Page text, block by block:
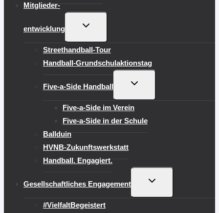
Mitglieder-
entwicklung
UNTERMENÜ
Streethandball-Tour
Handball-Grundschulaktionstag
Five-a-Side Handball
UNTERMENÜ
Five-a-Side im Verein
Five-a-Side in der Schule
Ballduin
HVNB-Zukunftswerkstatt
Handball. Engagiert.
Gesellschaftliches Engagement
UNTERMENÜ
#VielfaltBegeistert